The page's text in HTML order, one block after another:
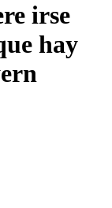
irse
hay